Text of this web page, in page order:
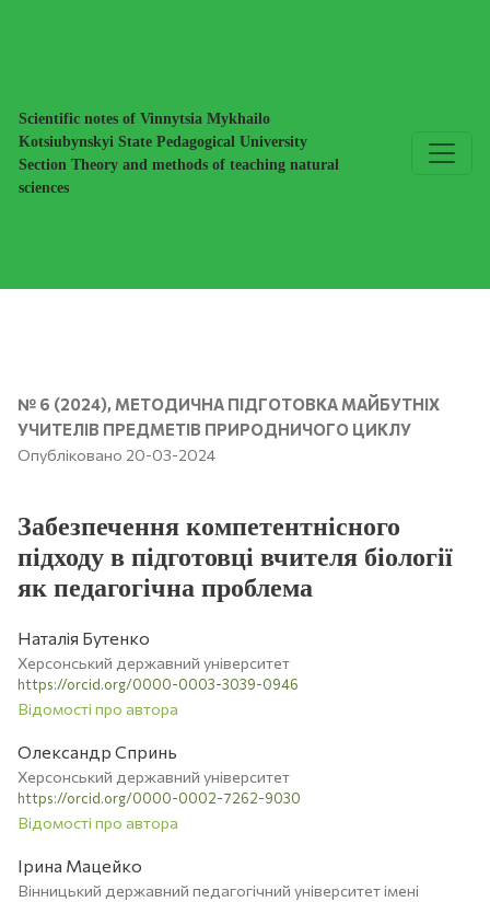
Scientific notes of Vinnytsia Mykhailo
Kotsiubynskyi State Pedagogical University
Section Theory and methods of teaching natural
sciences
№ 6 (2024), МЕТОДИЧНА ПІДГОТОВКА МАЙБУТНІХ
УЧИТЕЛІВ ПРЕДМЕТІВ ПРИРОДНИЧОГО ЦИКЛУ
Забезпечення компетентнісного
підходу в підготовці вчителя біології
як педагогічна проблема
Опубліковано 20-03-2024
Наталія Бутенко
Херсонський державний університет
https://orcid.org/0000-0003-3039-0946
Відомості про автора
Олександр Спринь
Херсонський державний університет
https://orcid.org/0000-0002-7262-9030
Відомості про автора
Ірина Мацейко
Вінницький державний педагогічний університет імені